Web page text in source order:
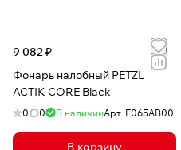
9 082 ₽
Фонарь налобный PETZL
ACTIK CORE Black
0 0 В наличииАрт. E065AB00
В корзину